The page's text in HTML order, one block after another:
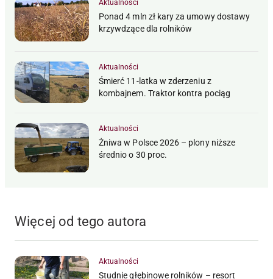
Aktualności
Ponad 4 mln zł kary za umowy dostawy
krzywdzące dla rolników
Aktualności
Śmierć 11-latka w zderzeniu z
kombajnem. Traktor kontra pociąg
Aktualności
Żniwa w Polsce 2026 – plony niższe
średnio o 30 proc.
Więcej od tego autora
Aktualności
Studnie głębinowe rolników – resort